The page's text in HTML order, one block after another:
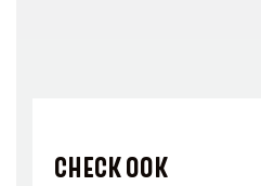
CHECK OOK